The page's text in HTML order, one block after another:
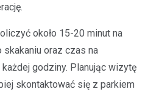
około 15-20 minut na
oraz czas na
godziny. Planując wizytę
skontaktować się z parkiem